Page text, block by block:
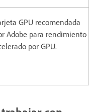
GPU recomendada
Adobe para rendimiento
por GPU.